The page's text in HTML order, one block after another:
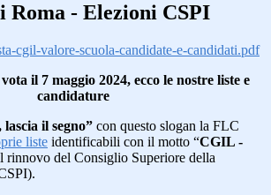
- Elezioni CSPI
cgil-valore-scuola-candidate-e-candidati.pdf
il 7 maggio 2024, ecco le nostre liste e
candidature
il segno” con questo slogan la FLC
liste identificabili con il motto “CGIL -
rinnovo del Consiglio Superiore della